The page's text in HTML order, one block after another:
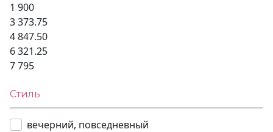
1 900
3 373.75
4 847.50
6 321.25
7 795
Стиль
вечерний, повседневный